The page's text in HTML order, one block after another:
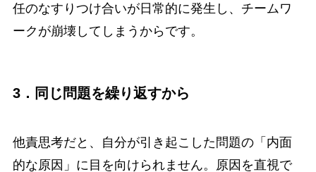
任のなすりつけ合いが日常的に発生し、チームワ
ークが崩壊してしまうからです。
3．同じ問題を繰り返すから
他責思考だと、自分が引き起こした問題の「内面
的な原因」に目を向けられません。原因を直視で